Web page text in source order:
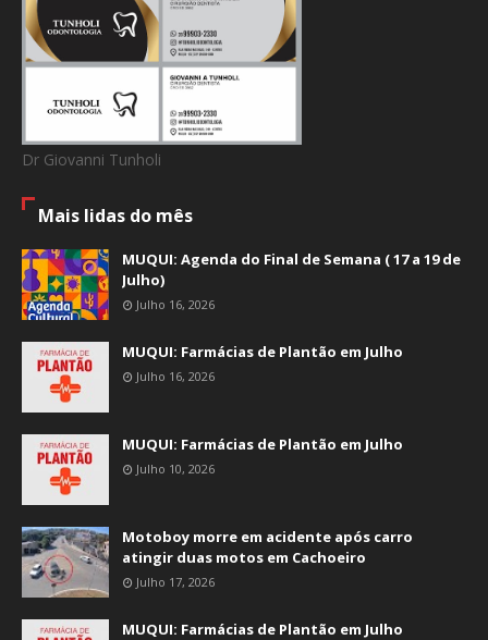
Dr Giovanni Tunholi
Mais lidas do mês
MUQUI: Agenda do Final de Semana ( 17 a 19 de
Julho)
Julho 16, 2026
MUQUI: Farmácias de Plantão em Julho
Julho 16, 2026
MUQUI: Farmácias de Plantão em Julho
Julho 10, 2026
Motoboy morre em acidente após carro
atingir duas motos em Cachoeiro
Julho 17, 2026
MUQUI: Farmácias de Plantão em Julho